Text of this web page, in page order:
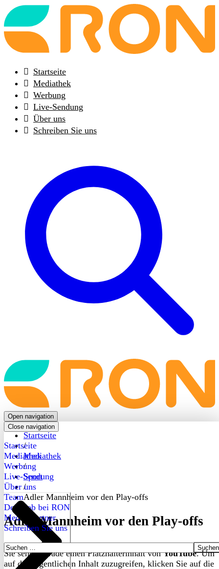
Back
to
frontpage
Startseite
Mediathek
Werbung
Live-Sendung
Über uns
Schreiben Sie uns
Back
to
frontpage
Open navigation
Close navigation
Startseite
Mediathek
Werbung
Live-Sendung
Über uns
Team
Dein Job bei RON
Medienpartner
Schreiben Sie uns
Suchen
nach:
Startseite
/
Mediathek
/
Sport
/
Adler Mannheim vor den Play-offs
Adler Mannheim vor den Play-offs
Sie sehen gerade einen Platzhalterinhalt vonYouTube. Um
auf den eigentlichen Inhalt zuzugreifen, klicken Sie auf die